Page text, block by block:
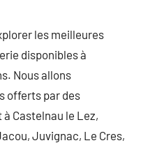
les meilleures
disponibles à
Nous allons
offerts par des
Castelnau le Lez,
Juvignac, Le Cres,